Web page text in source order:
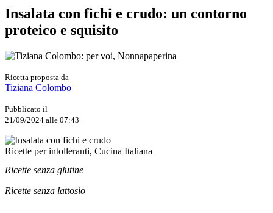
Insalata con fichi e crudo: un contorno
proteico e squisito
Ricetta proposta da
Tiziana Colombo
Pubblicato il
21/09/2024 alle 07:43
Ricette per intolleranti, Cucina Italiana
Ricette senza glutine
Ricette senza lattosio